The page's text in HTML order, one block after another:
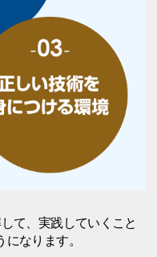
て、実践していくこと
なります。